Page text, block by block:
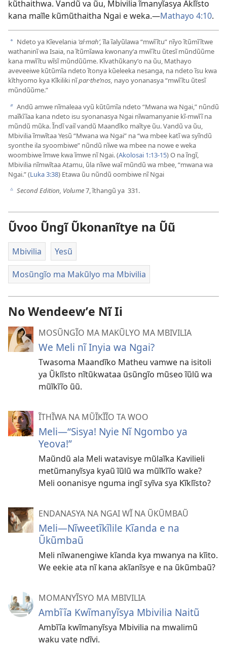
kũthaithwa. Vandũ va ũu, Mbivilia ĩmanyĩasya Aklĩsto
kana maĩle kũmũthaitha Ngai e weka.​—Mathayo 4:10.
a Ndeto ya Kĩevelania ʽal·mahʹ,ĩla ĩalyũlawa “mwĩĩtu” nĩyo ĩtũmĩĩtwe
wathaninĩ wa Isaia, na ĩtũmĩawa kwonanyʼa mwĩĩtu ũtesĩ mũndũũme
kana mwĩĩtu wĩsĩ mũndũũme. Kĩvathũkanyʼo na ũu, Mathayo
aveveeiwe kũtũmĩa ndeto ĩtonya kũeleeka nesanga, na ndeto ĩsu kwa
kĩthyomo kya Kĩkiliki nĩpar·theʹnos, nayo yonanasya “mwĩĩtu ũtesĩ
mũndũũme.”
b Andũ amwe nĩmaleaa vyũ kũtũmĩa ndeto “Mwana wa Ngai,” nũndũ
maĩkĩĩaa kana ndeto isu syonanasya Ngai nĩwamanyanie kĩ-mwĩĩ na
mũndũ mũka. Ĩndĩ vaiĩ vandũ Maandĩko maĩtye ũu. Vandũ va ũu,
Mbivilia ĩmwĩtaa Yesũ “Mwana wa Ngai” na “wa mbee katĩ wa syĩndũ
syonthe ila syoombiwe” nũndũ nĩwe wa mbee na nowe e weka
woombiwe ĩmwe kwa ĩmwe nĩ Ngai. (Akolosai 1:13-15) O na ĩngĩ,
Mbivilia nĩmwĩtaa Atamu, ũla nĩwe waĩ mũndũ wa mbee, “mwana wa
Ngai.” (Luka 3:38) Etawa ũu nũndũ oombiwe nĩ Ngai
c Second Edition, Volume7, ĩthangũ ya 331.
Ũvoo Ũngĩ Ũkonanĩtye na Ũũ
Mbivilia Yesũ
Mosũngĩo ma Makũlyo ma Mbivilia
No Wendeewʼe Nĩ Ii
MOSŨNGĨO MA MAKŨLYO MA MBIVILIA
We Meli nĩ Inyia wa Ngai?
Twasoma Maandĩko Matheu vamwe na isitoli
ya Ũklĩsto nĩtũkwataa ũsũngĩo mũseo ĩũlũ wa
mũĩkĩĩo ũũ.
ĨTHĨWA NA MŨĨKĨĨO TA WOO
Meli—“Sisya! Nyie Nĩ Ngombo ya
Yeova!”
Maũndũ ala Meli watavisye mũlaĩka Kavilieli
metũmanyĩsya kyaũ ĩũlũ wa mũĩkĩĩo wake?
Meli oonanisye nguma ingĩ syĩva sya Kĩklĩsto?
ENDANASYA NA NGAI WĨ NA ŨKŨMBAŨ
Meli​—Nĩweetĩkĩlile Kĩanda e na
Ũkũmbaũ
Meli nĩwanengiwe kĩanda kya mwanya na kĩito.
We eekie ata nĩ kana akĩanĩsye e na ũkũmbaũ?
MOMANYĨSYO MA MBIVILIA
Ambĩĩa Kwĩmanyĩsya Mbivilia Naitũ
Ambĩĩa kwĩmanyĩsya Mbivilia na mwalimũ
waku vate ndĩvi.